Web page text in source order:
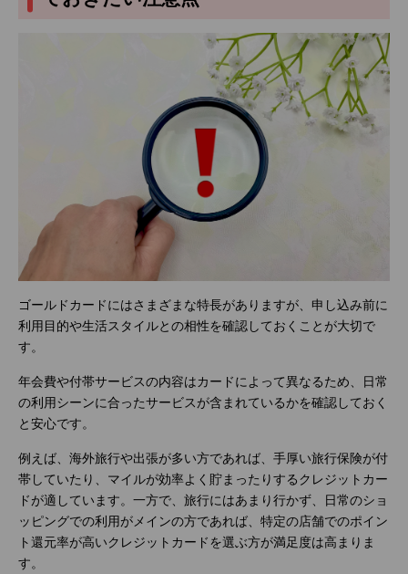
ゴールドカードにはさまざまな特長がありますが、申し込み前に
利用目的や生活スタイルとの相性を確認しておくことが大切で
す。
年会費や付帯サービスの内容はカードによって異なるため、日常
の利用シーンに合ったサービスが含まれているかを確認しておく
と安心です。
例えば、海外旅行や出張が多い方であれば、手厚い旅行保険が付
帯していたり、マイルが効率よく貯まったりするクレジットカー
ドが適しています。一方で、旅行にはあまり行かず、日常のショ
ッピングでの利用がメインの方であれば、特定の店舗でのポイン
ト還元率が高いクレジットカードを選ぶ方が満足度は高まりま
す。